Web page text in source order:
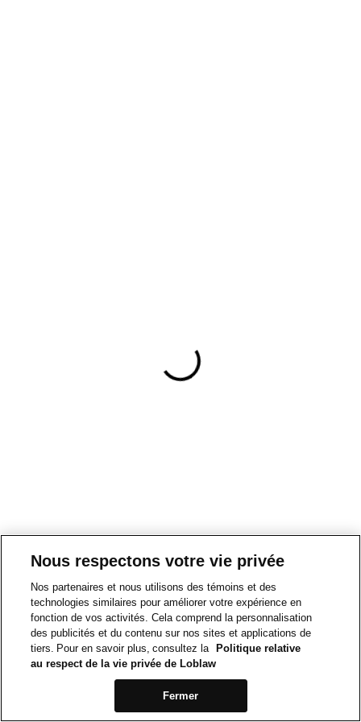
Nous respectons votre vie privée
Nos partenaires et nous utilisons des témoins et des
technologies similaires pour améliorer votre expérience en
fonction de vos activités. Cela comprend la personnalisation
des publicités et du contenu sur nos sites et applications de
tiers. Pour en savoir plus, consultez la
Politique relative
au respect de la vie privée de Loblaw
Fermer